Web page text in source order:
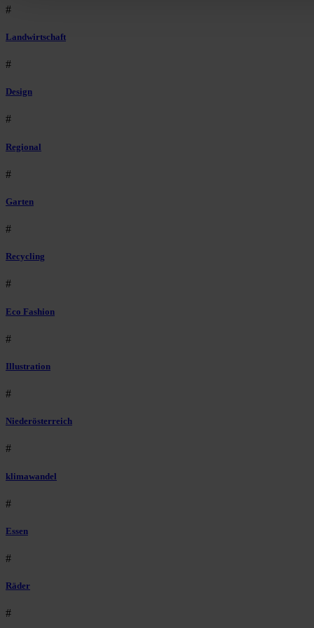
#
Landwirtschaft
#
Design
#
Regional
#
Garten
#
Recycling
#
Eco Fashion
#
Illustration
#
Niederösterreich
#
klimawandel
#
Essen
#
Räder
#